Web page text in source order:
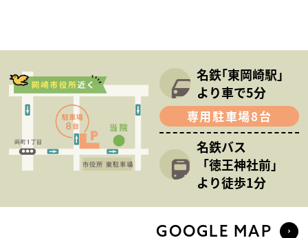
名鉄｢東岡崎駅｣
より車で5分
専用駐車場8台
名鉄バス
「徳王神社前」
より徒歩1分
GOOGLE MAP